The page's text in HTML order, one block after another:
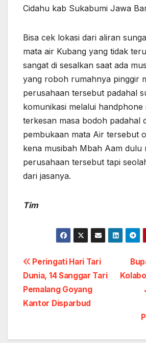
Cidahu kab Sukabumi Jawa
Bisa cek lokasi dari aliran
mata air Kubang yang tidak
sangat di sesalkan saat ada
yang roboh rumahnya pinggir
perusahaan tersebut padahal
komunikasi melalui handphone
terkesan masa bodoh padahal
pembukaan mata Air tersebut
kena musibah Mbah Aam dulu
perusahaan tersebut tapi
dari jasanya.
Tim
Post
navigation
Peringati Hari Tari
Dunia, 14 Sanggar Tari
Pemalang Goyang
Kantor Disparbud